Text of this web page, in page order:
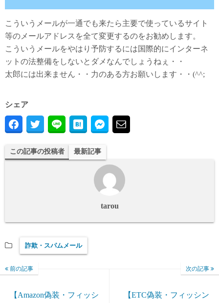
こういうメールが一通でも来たら主要で使っているサイト
等のメールアドレスを全て変更するのをお勧めします。
こういうメールをやはり予防するには国際的にインターネ
ットの法整備をしないとダメなんでしょうねぇ・・
太郎には出来ません・・力のある方お願いします・・(^^;
シェア
この記事の投稿者 最新記事
tarou
詐欺・スパムメール
前の記事
【Amazon偽装・フィッシ
次の記事
【ETC偽装・フィッシン